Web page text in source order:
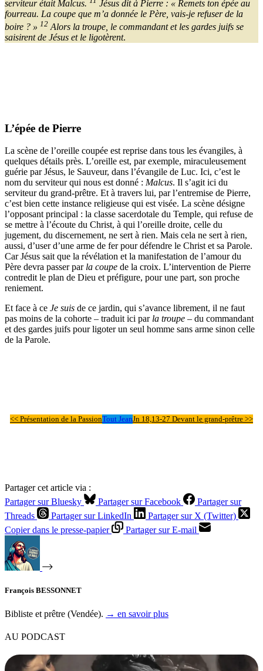
serviteur était Malcus.
Jésus dit à Pierre : « Remets ton épée au
fourreau. La coupe que m’a donnée le Père, vais-je refuser de la
boire ? » 12 Alors la troupe, le commandant et les gardes juifs se
saisirent de Jésus et le ligotèrent.
L’épée de Pierre
La scène de l’oreille coupée est reprise dans tous les évangiles, à
quelques détails près. L’oreille est, par exemple, miraculeusement
guérie par Jésus, le Sauveur, dans l’évangile de Luc. Ici, c’est le
nom du serviteur qui nous est donné : Malcus. Il s’agit ici du
serviteur du grand-prêtre. Et à travers lui, par l’entremise de Pierre,
c’est bien cette instance religieuse qui est visée. La scène désigne
l’opposant principal : la classe sacerdotale du Temple, qui refuse de
se mettre à l’écoute du Christ, à qui l’oreille droite, celle du
jugement, du discernement, ne sert à rien. Mais cela ne sert à rien,
aussi, d’user d’une arme de fer pour défendre le Christ et sa Parole.
Car Jésus sait que la révélation et la manifestation de l’amour du
Père devra passer par la coupe de la croix. L’intervention de Pierre
contredit le plan de Dieu et préfigure, pour une part, son proche
reniement.
Et face à ce Je suis de ce jardin, qui s’avance librement, il ne faut
pas moins de la cohorte – traduit ici par la troupe – du commandant
et des gardes juifs pour ligoter un seul homme sans arme sinon celle
de la Parole.
<< Présentation de la PassionTout JeanJn 18,13-27 Devant le grand-prêtre >>
Partager cet article via :
Partager sur Bluesky
Partager sur Facebook
Partager sur
Threads
Partager sur LinkedIn
Partager sur X (Twitter)
Copier dans le presse-papier
Partager sur E-mail
François BESSONNET
Bibliste et prêtre (Vendée). → en savoir plus
AU PODCAST